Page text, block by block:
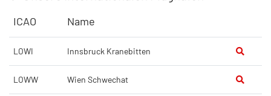
ICAO Name
LOWI Innsbruck Kranebitten
LOWW Wien Schwechat